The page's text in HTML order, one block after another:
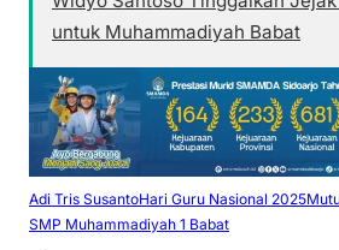
untuk Muhammadiyah Babat
Adi Tris SusantoHari Guru Nasional 2025
SMP Muhammadiyah 1 Babat